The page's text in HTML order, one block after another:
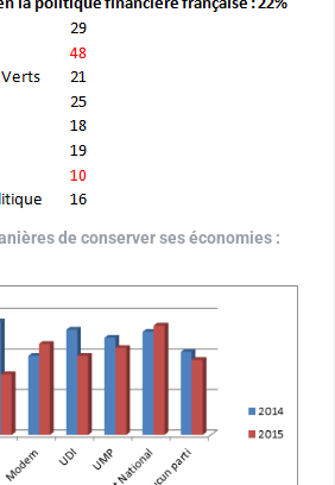
de conserver ses économies :